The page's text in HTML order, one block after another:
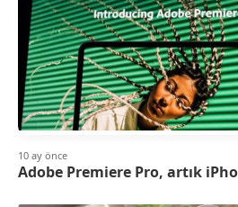
10 ay önce
Adobe Premiere Pro, artık